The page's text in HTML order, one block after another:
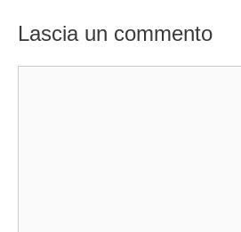
Lascia un commento